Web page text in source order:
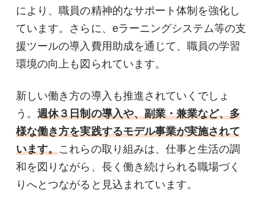
により、職員の精神的なサポート体制を強化し
ています。さらに、eラーニングシステム等の支
援ツールの導入費用助成を通じて、職員の学習
環境の向上も図られています。
新しい働き方の導入も推進されていくでしょ
う。週休３日制の導入や、副業・兼業など、多
様な働き方を実践するモデル事業が実施されて
います。これらの取り組みは、仕事と生活の調
和を図りながら、長く働き続けられる職場づく
りへとつながると見込まれています。